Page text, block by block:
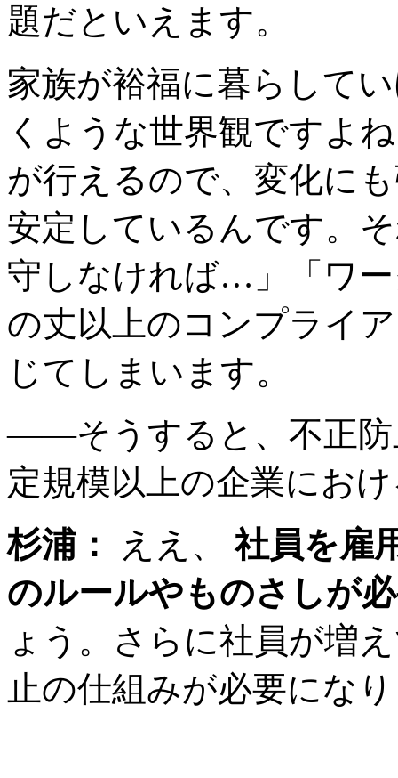
題だといえます。
家族が裕福に暮らして
くような世界観ですよ
が行えるので、変化に
安定しているんです。
守しなければ…」「ワ
の丈以上のコンプライ
じてしまいます。
――そうすると、不正防
定規模以上の企業にお
杉浦：
ええ、社員を雇
のルールやものさしが
ょう。さらに社員が増
止の仕組みが必要にな